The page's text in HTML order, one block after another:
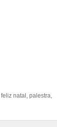
feliz natal , palestra,